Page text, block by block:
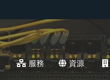
服務 資源